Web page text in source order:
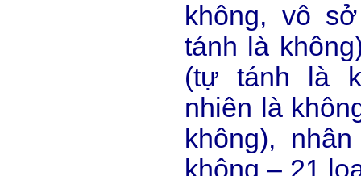
không, vô
tánh là
(tự tánh là
nhiên là
không),
không – 21